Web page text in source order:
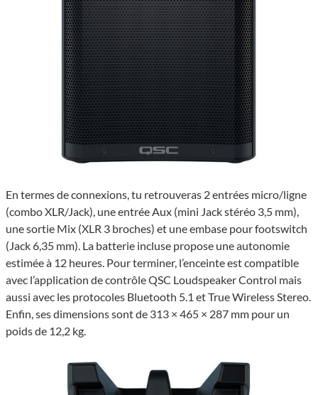
En termes de connexions, tu retrouveras 2 entrées micro/ligne
(combo XLR/Jack), une entrée Aux (mini Jack stéréo 3,5 mm),
une sortie Mix (XLR 3 broches) et une embase pour foots­witch
(Jack 6,35 mm). La batte­rie incluse propose une auto­no­mie
esti­mée à 12 heures. Pour terminer, l’en­ceinte est compa­tible
avec l’ap­pli­ca­tion de contrôle QSC Loud­spea­ker Control mais
aussi avec les proto­coles Blue­tooth 5.1 et True Wire­less Stereo.
Enfin, ses dimen­sions sont de 313 × 465 × 287 mm pour un
poids de 12,2 kg.